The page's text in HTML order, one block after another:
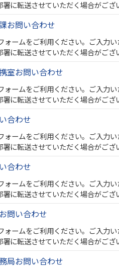
署に転送させていただく場合がござ
お問い合わせ
ォームをご利用ください。ご入力
署に転送させていただく場合がござ
室お問い合わせ
ォームをご利用ください。ご入力
署に転送させていただく場合がござ
合わせ
ォームをご利用ください。ご入力
署に転送させていただく場合がござ
合わせ
ォームをご利用ください。ご入力
署に転送させていただく場合がござ
問い合わせ
ォームをご利用ください。ご入力
署に転送させていただく場合がござ
局お問い合わせ